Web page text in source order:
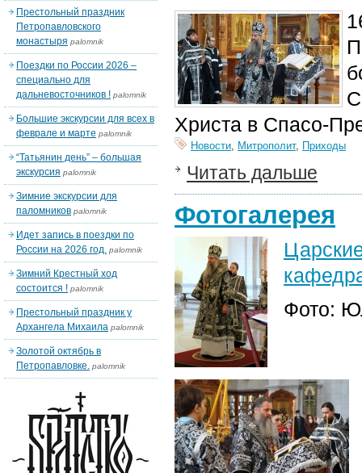
Христа в Спасо-
Новости, Митрополит, Приходы
Читать дальше
Фотогалерея
Фото:
Престольный праздник
Петропавловского
монастыря palomnik
Поездки по России 2026 –
специально для
дальневосточников ! palomnik
Большие экскурсии для всех в
феврале и марте palomnik
“Татьянин день” – большая
экскурсия palomnik
Зимние экскурсии для
паломников palomnik
Идет запись в поездки по
России на 2026 год. palomnik
Зимний Крестный ход
состоится ! palomnik
Престольный праздник у
Архангела Михаила palomnik
Золотой октябрь в
Петропавловке. palomnik